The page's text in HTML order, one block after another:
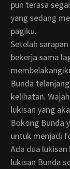
pun terasa
yang sedang
pagiku.
Setelah sarapan pagi, aku pun mengajak Bunda untuk
bekerja sama
Bunda
kelihatan.
lukisan yang
Bokong Bunda yang gede memang memenuhi syarat
untuk menjadi
Ada dua lukisan baru yang akan kubuat. Yang satu,
lukisan Bunda